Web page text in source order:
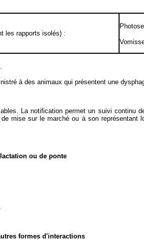
les rapports isolés) :
à des animaux qui présentent une
La notification permet un suivi continu
mise sur le marché ou à son
ou de ponte
formes d'interactions